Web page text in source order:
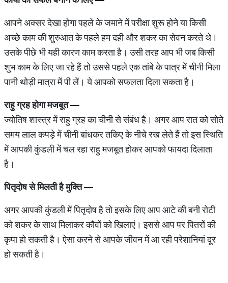
आपने अक्सर देखा होगा पहले के जमाने में परीक्षा शुरू होने या किसी
अच्छे काम की शुरुआत के पहले हम दही और शकर का सेवन करते थे।
उसके पीछे भी यही कारण काम करता है। उसी तरह आप भी जब किसी
शुभ काम के लिए जा रहे हैं तो उससे पहले एक तांबे के पात्र में चीनी मिला
पानी थोड़ी मात्रा में पी लें। ये आपको सफलता दिला सकता है।
राहुग्रहहोगामजबूत—
ज्योतिष शास्त्र में राहु ग्रह का चीनी से संंबंध है। अगर आप रात को सोते
समय लाल कपड़े में चीनी बांधकर तकिए के नीचे रख लेते हैं तो इस स्थिति
में आपकी कुंडली में चल रहा राहु मजबूत होकर आपको फायदा दिलाता
है।
पितृदोषसेमिलतीहैमुक्ति—
अगर आपकी कुंडली में पितृदोष है तो इसके लिए आप आटे की बनी रोटी
को शकर के साथ मिलाकर कौवों को खिलाएं। इससे आप पर पितरों की
कृपा हो सकती है। ऐसा करने से आपके जीवन में आ रही परेशानियां दूर
हो सकती है।